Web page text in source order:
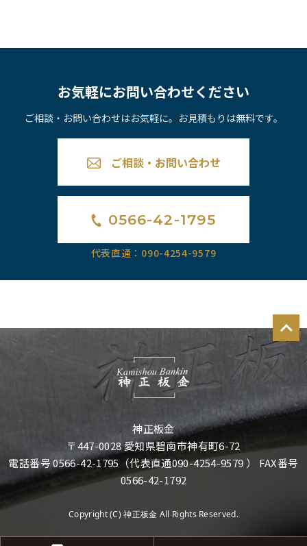
お気軽にお問い合わせください
ご相談・お問い合わせはお気軽に。お見積もりは無料です。
ご相談・お問い合わせ
0566-42-1795
代表直通：090-4254-9579
神正板金
〒447-0028 愛知県碧南市神有町6-72
電話番号 0566-42-1795（代表直通090-4254-9579 ） FAX番号
0566-42-1792
Copyright (C) 神正板金 All Rights Reserved.